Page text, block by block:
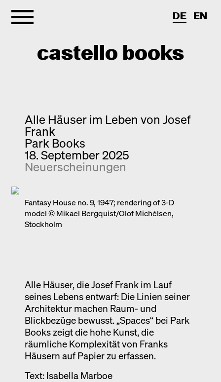
castello books
Kategorien
Interview
Kurznotizen
Neuerscheinungen
Entdeckungen
Fotografie
Newsletter
DE EN
Alle Häuser im Leben von Josef
Frank
Park Books
18. September 2025
Neuerscheinungen
Fantasy House no. 9, 1947; rendering of 3-D
model © Mikael Bergquist/Olof Michélsen,
Stockholm
Alle Häuser, die Josef Frank im Lauf
seines Lebens entwarf: Die Linien seiner
Architektur machen Raum- und
Blickbezüge bewusst. „Spaces“ bei Park
Books zeigt die hohe Kunst, die
räumliche Komplexität von Franks
Häusern auf Papier zu erfassen.
Text: Isabella Marboe